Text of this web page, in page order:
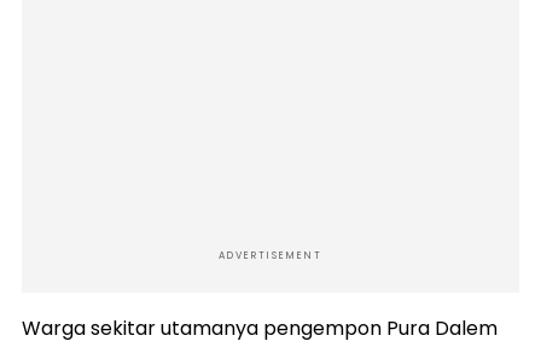
ADVERTISEMENT
Warga sekitar utamanya pengempon Pura Dalem